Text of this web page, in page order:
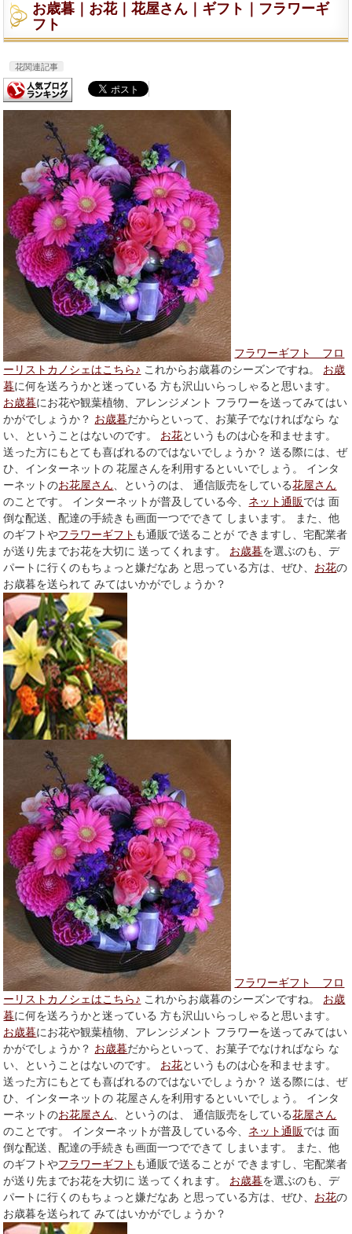
お歳暮｜お花｜花屋さん｜ギフト｜フラワーギ
フト
花関連記事
フラワーギフト フロ
ーリストカノシェはこちら♪ これからお歳暮のシーズンですね。 お歳
暮に何を送ろうかと迷っている 方も沢山いらっしゃると思います。
お歳暮にお花や観葉植物、アレンジメント フラワーを送ってみてはい
かがでしょうか？ お歳暮だからといって、お菓子でなければなら な
い、ということはないのです。 お花というものは心を和ませます。
送った方にもとても喜ばれるのではないでしょうか？ 送る際には、ぜ
ひ、インターネットの 花屋さんを利用するといいでしょう。 インタ
ーネットのお花屋さん、というのは、 通信販売をしている花屋さん
のことです。 インターネットが普及している今、 ネット通販では 面
倒な配送、配達の手続きも画面一つでできて しまいます。 また、他
のギフトやフラワーギフト も通販で送ることが できますし、宅配業者
が送り先までお花を大切に 送ってくれます。 お歳暮を選ぶのも、デ
パートに行くのもちょっと嫌だなあ と思っている方は、ぜひ、 お花の
お歳暮を送られて みてはいかがでしょうか？
フラワーギフト フロ
ーリストカノシェはこちら♪ これからお歳暮のシーズンですね。 お歳
暮に何を送ろうかと迷っている 方も沢山いらっしゃると思います。
お歳暮にお花や観葉植物、アレンジメント フラワーを送ってみてはい
かがでしょうか？ お歳暮だからといって、お菓子でなければなら な
い、ということはないのです。 お花というものは心を和ませます。
送った方にもとても喜ばれるのではないでしょうか？ 送る際には、ぜ
ひ、インターネットの 花屋さんを利用するといいでしょう。 インタ
ーネットのお花屋さん、というのは、 通信販売をしている花屋さん
のことです。 インターネットが普及している今、 ネット通販では 面
倒な配送、配達の手続きも画面一つでできて しまいます。 また、他
のギフトやフラワーギフト も通販で送ることが できますし、宅配業者
が送り先までお花を大切に 送ってくれます。 お歳暮を選ぶのも、デ
パートに行くのもちょっと嫌だなあ と思っている方は、ぜひ、 お花の
お歳暮を送られて みてはいかがでしょうか？